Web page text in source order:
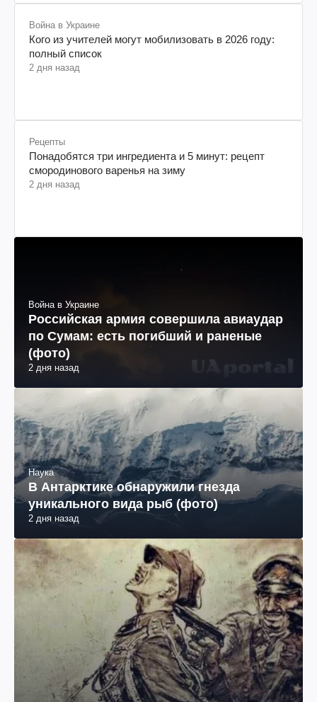
Авто
В Украине ввели жесткие требования для
водителей: что изменилось
2 дня назад
Война в Украине
Кого из учителей могут мобилизовать в 2026 году:
полный список
2 дня назад
Понадобятся три ингредиента и 5 минут: рецепт
2 дня назад
Война в Украине
Российская армия совершила авиаудар
по Сумам: есть погибший и раненые
(фото)
2 дня назад
Наука
В Антарктике обнаружили гнезда
уникального вида рыб (фото)